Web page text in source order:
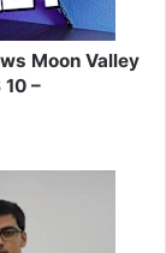
Moon Valley
10 –